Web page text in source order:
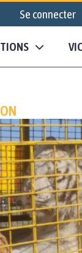
Se connecter